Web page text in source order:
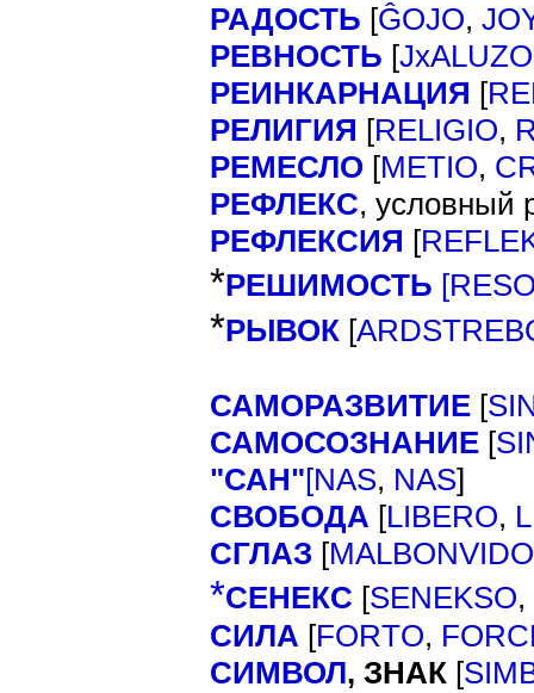
РАДОСТЬ [ĜOJO,
РЕВНОСТЬ [JxALUZO
РЕИНКАРНАЦИЯ [
РЕЛИГИЯ [RELIGIO,
РЕМЕСЛО [METIO,
РЕФЛЕКС, условный
РЕФЛЕКСИЯ [
*РЕШИМОСТЬ [
*РЫВОК [
САМОРАЗВИТИЕ [
САМОСОЗНАНИЕ [
"САН"[NAS, NAS]
СВОБОДА [LIBERO,
СГЛАЗ [MALBONVIDO
*СЕНЕКС [SENEKSO,
СИЛА [FORTO,
СИМВОЛ, ЗНАК [